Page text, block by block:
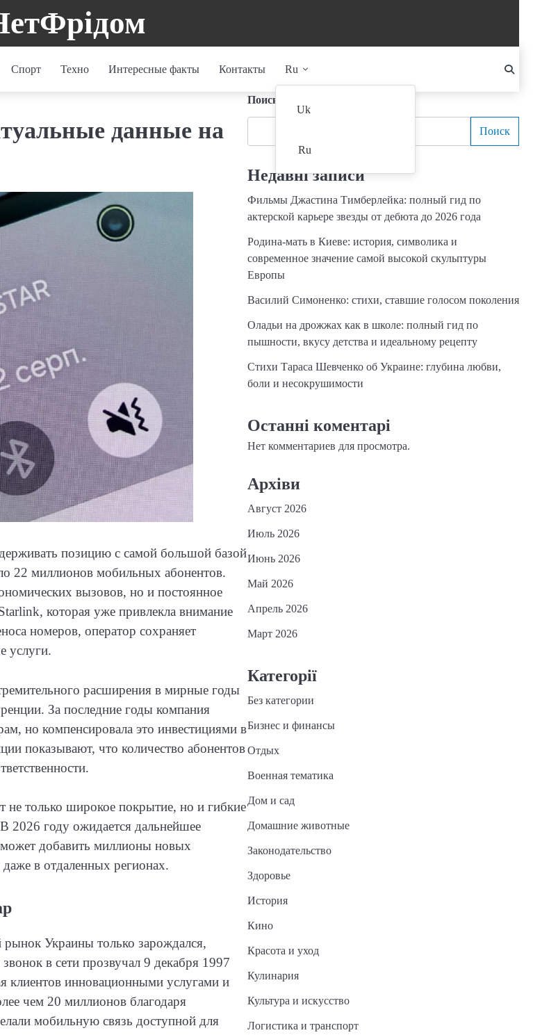
Спорт Техно Интересные факты Контакты Ru
Uk
Ru
данные на
позицию с самой большой базой
22 миллионов мобильных абонентов.
вызовов, но и постоянное
которая уже привлекла внимание
номеров, оператор сохраняет
услуги.
расширения в мирные годы
За последние годы компания
но компенсировала это инвестициями в
показывают, что количество абонентов
не только широкое покрытие, но и гибкие
2026 году ожидается дальнейшее
может добавить миллионы новых
в отдаленных регионах.
рынок Украины только зарождался,
в сети прозвучал 9 декабря 1997
клиентов инновационными услугами и
чем 20 миллионов благодаря
мобильную связь доступной для
Поиск
Поиск
Недавні записи
Фильмы Джастина Тимберлейка: полный гид по
актерской карьере звезды от дебюта до 2026 года
Родина-мать в Киеве: история, символика и
современное значение самой высокой скульптуры
Европы
Василий Симоненко: стихи, ставшие голосом поколения
Оладьи на дрожжах как в школе: полный гид по
пышности, вкусу детства и идеальному рецепту
Стихи Тараса Шевченко об Украине: глубина любви,
боли и несокрушимости
Останні коментарі
Нет комментариев для просмотра.
Архіви
Август 2026
Июль 2026
Июнь 2026
Май 2026
Апрель 2026
Март 2026
Категорії
Без категории
Бизнес и финансы
Отдых
Военная тематика
Дом и сад
Домашние животные
Законодательство
Здоровье
История
Кино
Красота и уход
Кулинария
Культура и искусство
Логистика и транспорт